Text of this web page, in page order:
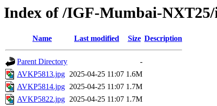
Index of /IGF-Mumbai-
Name Last modified Size Description
Parent Directory
-
AVKP5813.jpg 2025-04-25 11:07 1.6M
AVKP5814.jpg 2025-04-25 11:07 1.7M
AVKP5822.jpg 2025-04-25 11:07 1.7M